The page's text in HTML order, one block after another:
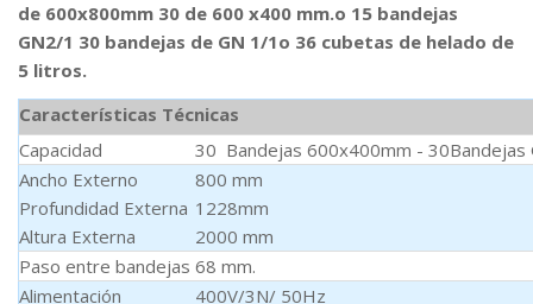
de 600x800mm 30 de 600 x400 mm.o 15 bandejas
GN2/1 30 bandejas de GN 1/1o 36 cubetas de helado de
5 litros.
Características Técnicas
Capacidad
30 Bandejas 600x400mm - 30Bandejas
Ancho Externo
Profundidad Externa
Altura Externa
800 mm
1228mm
2000 mm
Paso entre bandejas 68 mm.
Alimentación
400V/3N/ 50Hz